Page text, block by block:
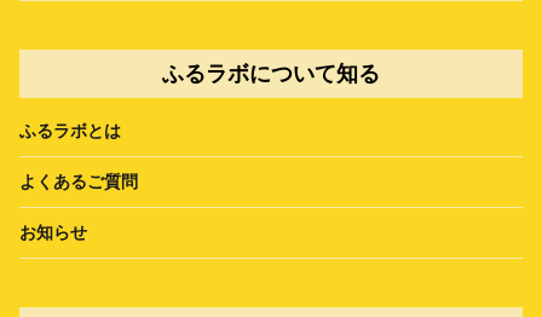
ふるラボについて知る
ふるラボとは
よくあるご質問
お知らせ